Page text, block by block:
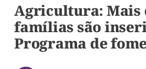
Agricultura: Mais
famílias são
Programa de